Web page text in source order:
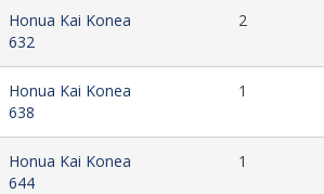
Honua Kai Konea
632
2
Honua Kai Konea
638
1
Honua Kai Konea
644
1